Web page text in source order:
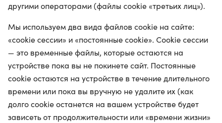
другими операторами (файлы cookie «третьих лиц»).
Мы используем два вида файлов cookie на сайте:
«cookie сессии» и «постоянные cookie». Cookie сессии
— это временные файлы, которые остаются на
устройстве пока вы не покинете сайт. Постоянные
cookie остаются на устройстве в течение длительного
времени или пока вы вручную не удалите их (как
долго cookie останется на вашем устройстве будет
зависеть от продолжительности или «времени жизни»